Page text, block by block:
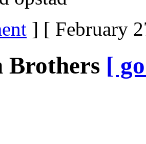
] [ February
Brothers [